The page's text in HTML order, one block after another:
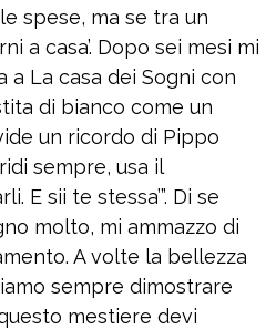
spese, ma se tra un
a casa’. Dopo sei mesi mi
La casa dei Sogni con
di bianco come un
un ricordo di Pippo
sempre, usa il
E sii te stessa’”. Di se
molto, mi ammazzo di
A volte la bellezza
sempre dimostrare
mestiere devi